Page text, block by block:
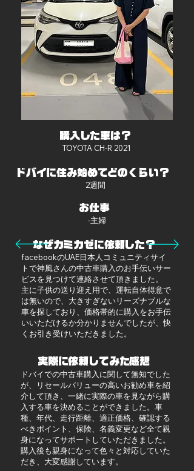
​購入した車は？
TOYOTA CH-R 2021
​ドバイに住み始めてどのくらい？
2週間
​お仕事
-主婦
​なぜカミカゼに依頼した？
facebookのUAE日本人コミュニティサイ
トで神風さんの中古車購入のお手伝いサー
ビスを見つけて連絡させて頂きました。
主に子供の送り迎え用で、運転自体得意で
は無いので、大きすぎないリーズナブルな
車を探しており、価格帯的に購入をお手伝
いいただけるか分かりませんでしたが、快
くお引き受けいただきました。
​実際に依頼してみた感想
ドバイでの中古車購入に関して無知でした
が、リセールバリューの高いお勧め車を紹
介して頂き、一緒に実際の車を見ながら購
入する車を決めることができました。車
種、年代、走行距離、適正価格、確認する
べきポイント、保険、名義変更など全て親
身になってサポートしていただきました。
購入後も親身になって色々と対応していた
だき、大変感謝しています。